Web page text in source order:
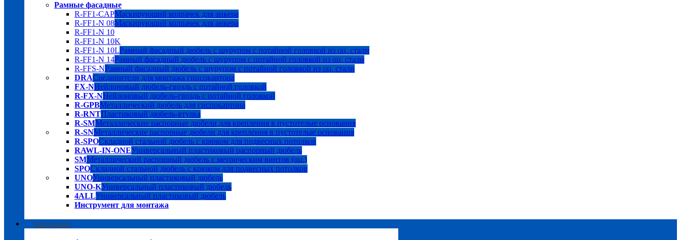
Рамные фасадные
R-FF1-CAPМаскирующий колпачек для анкера
R-FF1-N 08Маскирующий колпачек для анкера
R-FF1-N 10
R-FF1-N 10K
R-FF1-N 10LРамный фасадный дюбель с шурупом с потайной головкой из оц. стали
R-FF1-N 14Рамный фасадный дюбель с шурупом с потайной головкой из оц. стали
R-FFS-NРамный фасадный дюбель с шурупом с потайной головкой из оц. стали
DRAСоединители для монтажа гипсокартона
FX-NНейлоновый дюбель-гвоздь с потайной головкой
R-FX-NНейлоновый дюбель-гвоздь с потайной головкой
R-GPBМеталлический дюбель для гиспокартона
R-RNTПластиковый дюбель-втулка
R-SMМеталлические распорные дюбели для крепления в пустотелые основания
R-SNМеталлические распорные дюбели для крепления в пустотелые основания
R-SPOСкладной стальной дюбель с крюком для подвесных потолков
RAWL-IN-ONEУниверсальный пластиковый распорный дюбель
SMМеталлический распорный дюбель с метрическим винтов (оц.)
SPOСкладной стальной дюбель с крюком для подвесных потолков
UNOУниверсальный пластиковый дюбель
UNO-KУниверсальный пластиковый дюбель
4ALLУниверсальный пластиковый дюбель
Инструмент для монтажа
Инструмент